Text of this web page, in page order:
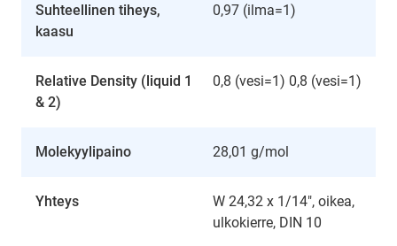
Suhteellinen tiheys,
kaasu
0,97 (ilma=1)
Relative Density (liquid 1
& 2)
0,8 (vesi=1) 0,8 (vesi=1)
Molekyylipaino 28,01 g/mol
Yhteys
W 24,32 x 1/14", oikea,
ulkokierre, DIN 10